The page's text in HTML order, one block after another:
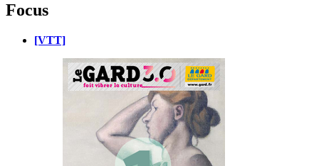
Focus
[VTT]